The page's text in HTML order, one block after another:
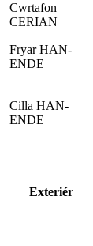
Cwrtafon
CERIAN
Fryar HAN-
ENDE
Cilla HAN-
ENDE
Exteriér